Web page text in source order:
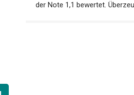
der Note 1,1 bewertet.